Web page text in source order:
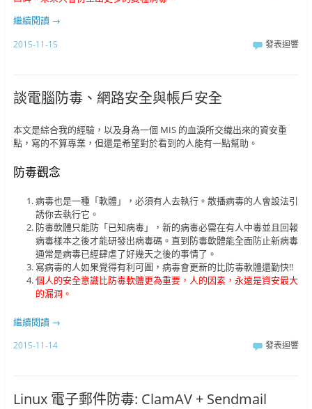
繼續閱讀 →
2015-11-15 發表迴響
談電腦防毒、網路安全與帳戶安全
本文是綜合我的經驗，以及身為一個 MIS 的血淚所交織出來的資安重
點，寫的不算專業，但還是希望對於看到的人能有一點幫助。
防毒觀念
病毒也是一種「軟體」，必須有人去執行。散播病毒的人會設法引
誘你去執行它。
防毒軟體只能防「已知病毒」，新的病毒必需在有人中毒並且回報
病毒樣本之後才能研發出病毒碼。直到防毒軟體能全面防止新病毒
通常是病毒已經肆虐了好幾天之後的事情了。
寫病毒的人如果覺得有利可圖，病毒會更新的比防毒軟體還勤快!!
個人的安全意識比防毒軟體更為重要，人的因素，永遠是資安最大
的漏洞。
繼續閱讀 →
2015-11-14 發表迴響
Linux 電子郵件防毒: ClamAV + Sendmail